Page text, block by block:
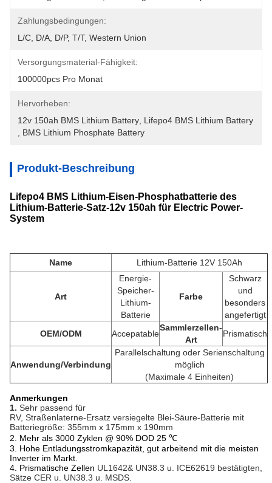
Zahlungsbedingungen:
L/C, D/A, D/P, T/T, Western Union
Versorgungsmaterial-Fähigkeit:
100000pcs Pro Monat
Hervorheben:
12v 150ah BMS Lithium Battery Lifepo4 BMS Lithium Battery
BMS Lithium Phosphate Battery
Produkt-Beschreibung
Lifepo4 BMS Lithium-Eisen-Phosphatbatterie des
Lithium-Batterie-Satz-12v 150ah für Electric Power-
System
Name Lithium-Batterie 12V 150Ah
Art
Energie-
Speicher-
Lithium-
Batterie
Farbe
Schwarz
und
besonders
angefertigt
OEM/ODM
Accepatable
Sammlerzellen-
Art
Prismatisch
Anwendung/Verbindung
Parallelschaltung oder Serienschaltung
möglich
(Maximale 4 Einheiten)
Anmerkungen
1. Sehr passend für
RV, Straßenlaterne-Ersatz versiegelte Blei-Säure-Batterie mit
Batteriegröße: 355mm x 175mm x 190mm
2. Mehr als 3000 Zyklen @ 90% DOD 25 ℃
3. Hohe Entladungsstromkapazität, gut arbeitend mit die meisten
Inverter im Markt.
4. Prismatische Zellen UL1642& UN38.3 u. ICE62619 bestätigten,
Sätze CER u. UN38.3 u. MSDS.